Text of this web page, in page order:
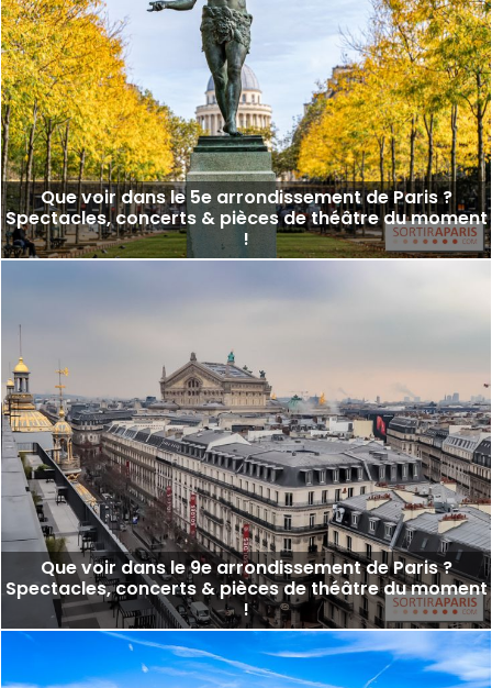
Que voir dans le 5e arrondissement de Paris ?
Spectacles, concerts & pièces de théâtre du moment
!
Que voir dans le 9e arrondissement de Paris ?
Spectacles, concerts & pièces de théâtre du moment
!